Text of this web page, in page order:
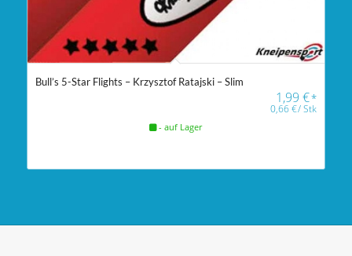
Bull’s 5-Star Flights – Krzysztof Ratajski – Slim
1,99€*
0,66€/Stk
- auf Lager